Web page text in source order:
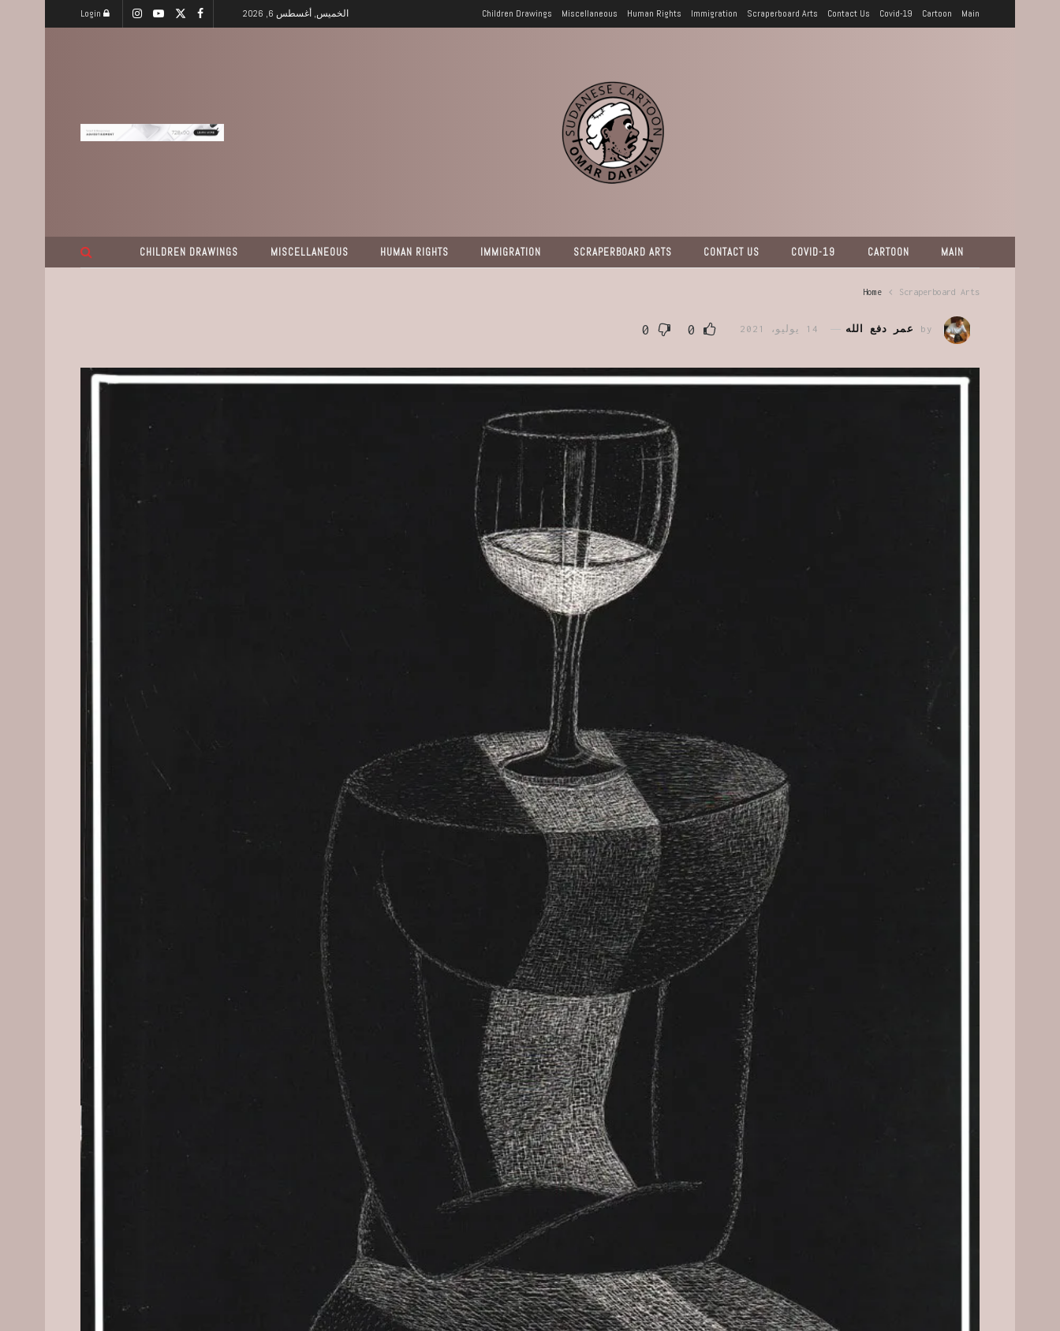
Main
Cartoon
Covid-19
Contact Us
Scraperboard Arts
Immigration
Human Rights
Miscellaneous
Children Drawings الخميس, أغسطس 6, 2026
MAIN
CARTOON
COVID-19
CONTACT US
SCRAPERBOARD ARTS
IMMIGRATION
HUMAN RIGHTS
MISCELLANEOUS
CHILDREN DRAWINGS
Home Scraperboard Arts
by عمر دفع الله 14 يوليو، 2021 0
0